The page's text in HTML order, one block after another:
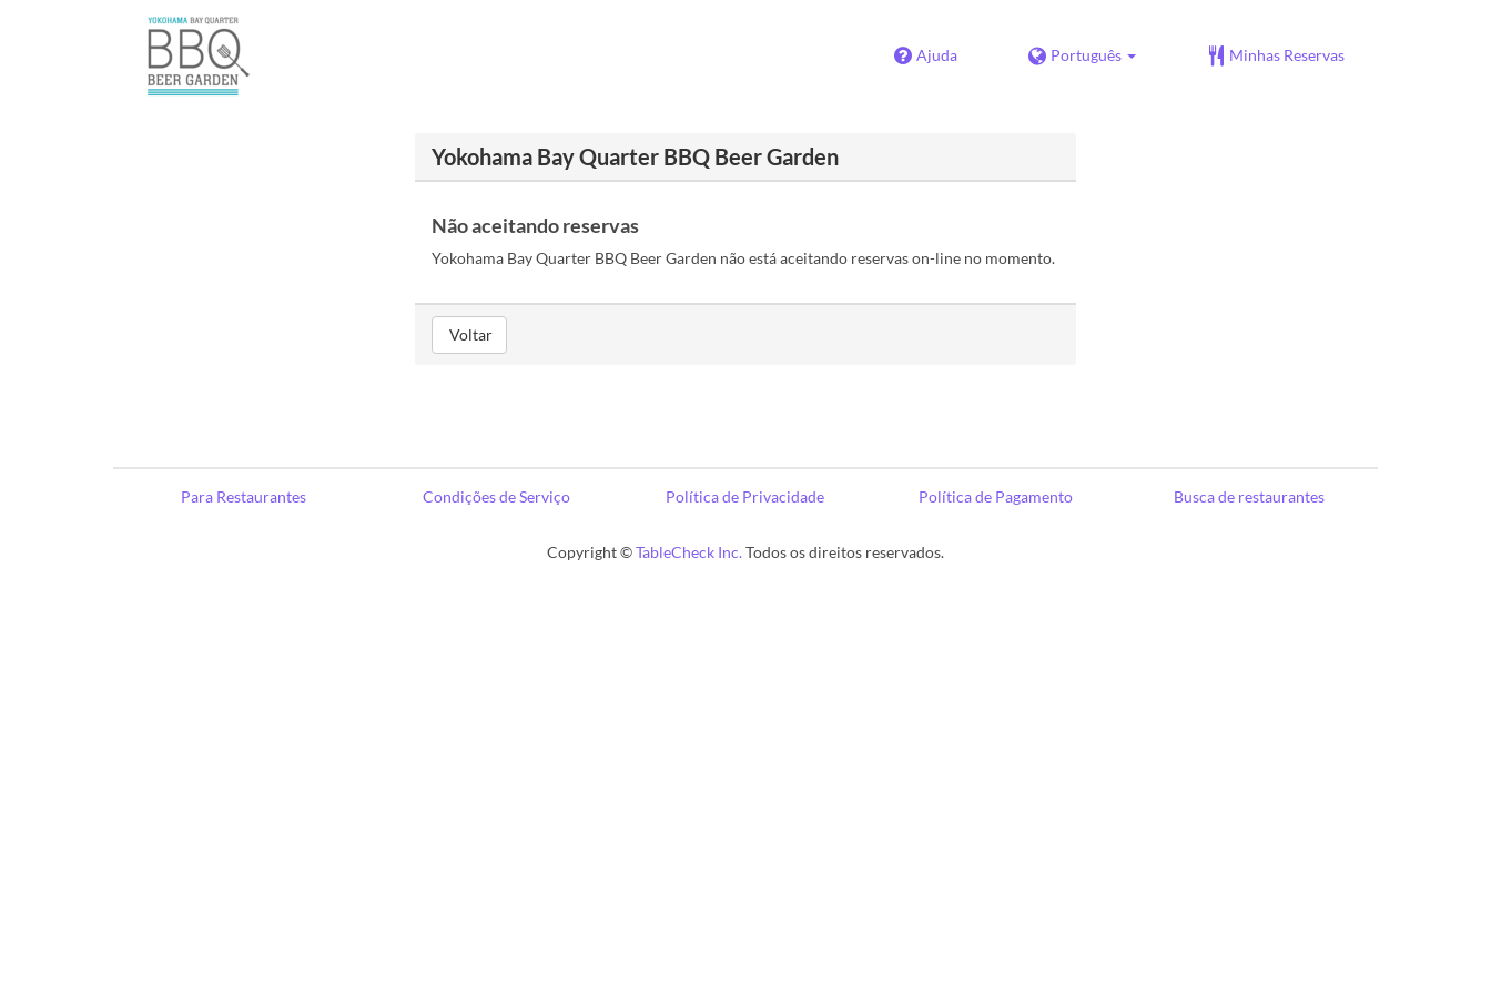
Ajuda Português Minhas Reservas
Yokohama Bay Quarter BBQ Beer Garden
Não aceitando reservas
Yokohama Bay Quarter BBQ Beer Garden não está aceitando reservas on-line no momento.
Voltar
Para Restaurantes Condições de Serviço Política de Privacidade Política de Pagamento Busca de restaurantes
Copyright ©TableCheck Inc.Todos os direitos reservados.